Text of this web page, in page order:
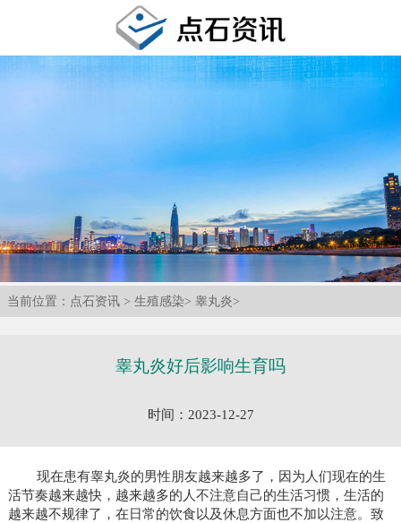
当前位置： 点石资讯 > 生殖感染> 睾丸炎>
睾丸炎好后影响生育吗
时间：2023-12-27
现在患有睾丸炎的男性朋友越来越多了，因为人们现在的生
活节奏越来越快，越来越多的人不注意自己的生活习惯，生活的
越来越不规律了，在日常的饮食以及休息方面也不加以注意。致